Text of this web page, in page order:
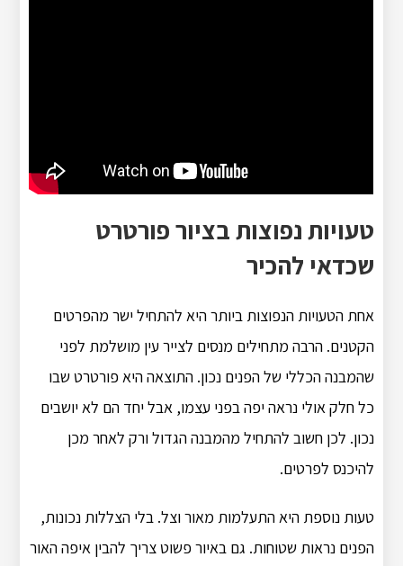
טעויות נפוצות בציור פורטרט
שכדאי להכיר
אחת הטעויות הנפוצות ביותר היא להתחיל ישר מהפרטים
הקטנים. הרבה מתחילים מנסים לצייר עין מושלמת לפני
שהמבנה הכללי של הפנים נכון. התוצאה היא פורטרט שבו
כל חלק אולי נראה יפה בפני עצמו, אבל יחד הם לא יושבים
נכון. לכן חשוב להתחיל מהמבנה הגדול ורק לאחר מכן
להיכנס לפרטים.
טעות נוספת היא התעלמות מאור וצל. בלי הצללות נכונות,
הפנים נראות שטוחות. גם באיור פשוט צריך להבין איפה האור